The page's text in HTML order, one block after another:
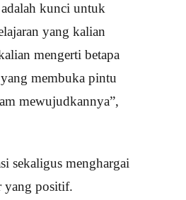
kunci untuk
yang kalian
mengerti betapa
membuka pintu
mewujudkannya”,
sekaligus menghargai
yang positif.